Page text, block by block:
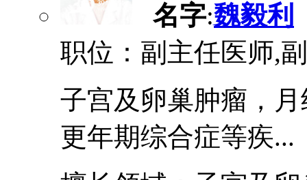
名字:魏毅利
职位：副主任医师,
子宫及卵巢肿瘤，
更年期综合症等疾...